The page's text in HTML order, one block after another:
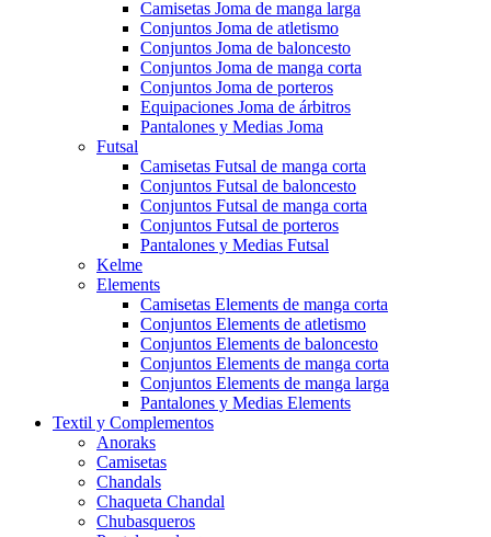
Camisetas Joma de manga larga
Conjuntos Joma de atletismo
Conjuntos Joma de baloncesto
Conjuntos Joma de manga corta
Conjuntos Joma de porteros
Equipaciones Joma de árbitros
Pantalones y Medias Joma
Futsal
Camisetas Futsal de manga corta
Conjuntos Futsal de baloncesto
Conjuntos Futsal de manga corta
Conjuntos Futsal de porteros
Pantalones y Medias Futsal
Kelme
Elements
Camisetas Elements de manga corta
Conjuntos Elements de atletismo
Conjuntos Elements de baloncesto
Conjuntos Elements de manga corta
Conjuntos Elements de manga larga
Pantalones y Medias Elements
Textil y Complementos
Anoraks
Camisetas
Chandals
Chaqueta Chandal
Chubasqueros